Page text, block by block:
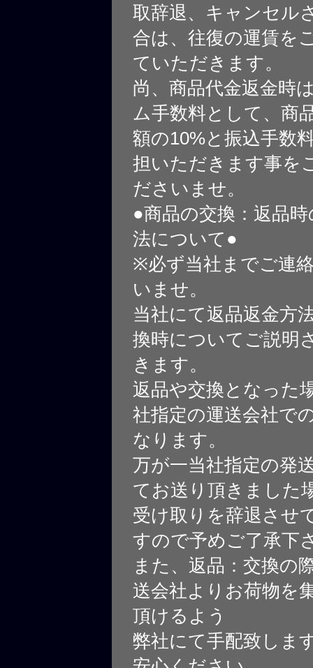
取辞退、キャンセル
合は、往復の運賃を
ていただきます。
尚、商品代金返金時
ム手数料として、商
額の10%と振込手数
担いただきます事を
ださいませ。
●商品の交換：返品
法について●
※必ず当社までご連
いませ。
当社にて返品返金方
換時についてご説明
きます。
返品や交換となった
社指定の運送会社で
なります。
万が一当社指定の発
てお送り頂きました
受け取りを辞退させ
すので予めご了承下
また、返品：交換の
送会社よりお荷物を
頂けるよう
弊社にて手配致しま